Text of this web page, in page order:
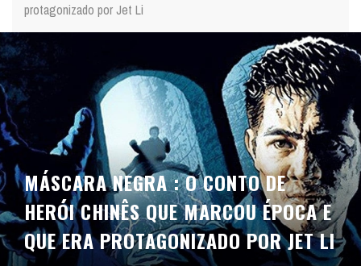
protagonizado por Jet Li
MÁSCARA NEGRA : O CONTO DE
HERÓI CHINÊS QUE MARCOU ÉPOCA E
QUE ERA PROTAGONIZADO POR JET LI